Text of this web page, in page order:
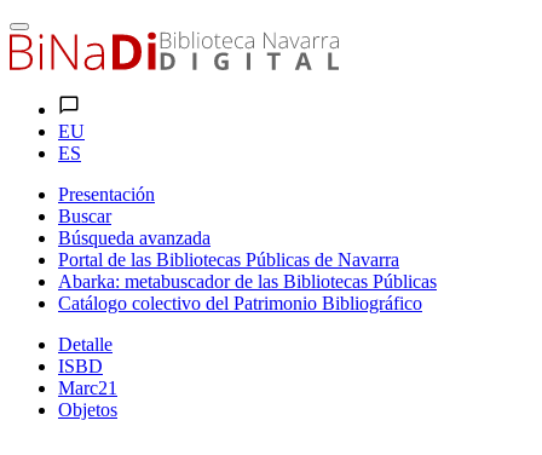
EU
ES
Presentación
Buscar
Búsqueda avanzada
Portal de las Bibliotecas Públicas de Navarra
Abarka: metabuscador de las Bibliotecas Públicas
Catálogo colectivo del Patrimonio Bibliográfico
Detalle
ISBD
Marc21
Objetos